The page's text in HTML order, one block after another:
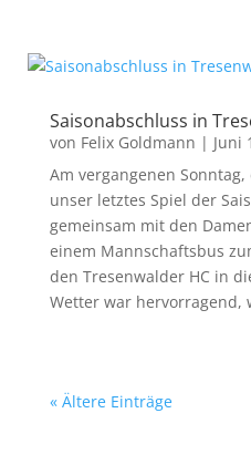
Saisonabschluss in
von Felix Goldmann | Juni
Am vergangenen
unser letztes Spiel der
gemeinsam mit den
einem Mannschaftsbus
den Tresenwalder HC in
Wetter war hervorragend,
« Ältere Einträge